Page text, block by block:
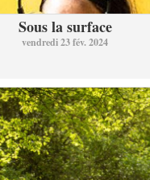
Sous la surface
vendredi 23 fév. 2024